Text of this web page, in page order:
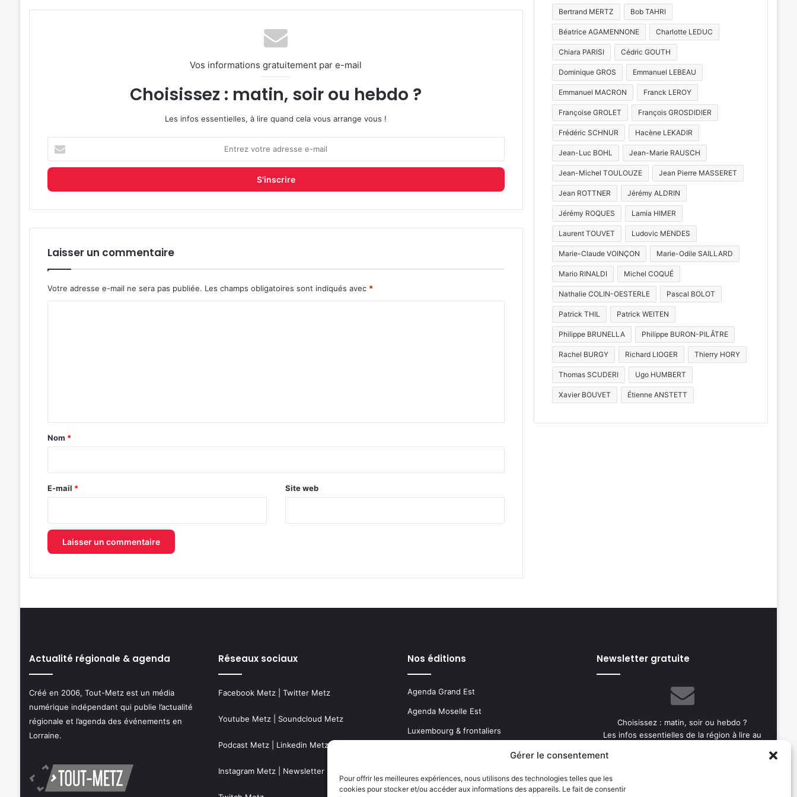
Gérer le consentement
Pour offrir les meilleures expériences, nous utilisons des technologies telles que les
cookies pour stocker et/ou accéder aux informations des appareils. Le fait de consentir
Vos informations gratuitement par e-mail
Choisissez : matin, soir ou hebdo ?
Les infos essentielles, à lire quand cela vous arrange vous !
votre
adresse
mail
Laisser un commentaire
Votre adresse e-mail ne sera pas publiée. Les champs obligatoires sont indiqués avec *
a
e
Nom *
E-mail * Site web
Bertrand MERTZ Bob TAHRI
Béatrice AGAMENNONE Charlotte LEDUC
Chiara PARISI Cédric GOUTH
Dominique GROS Emmanuel LEBEAU
Emmanuel MACRON Franck LEROY
Françoise GROLET François GROSDIDIER
Frédéric SCHNUR Hacène LEKADIR
Jean-Luc BOHL Jean-Marie RAUSCH
Jean-Michel TOULOUZE Jean Pierre MASSERET
Jean ROTTNER Jérémy ALDRIN
Jérémy ROQUES Lamia HIMER
Laurent TOUVET Ludovic MENDES
Marie-Claude VOINÇON Marie-Odile SAILLARD
Mario RINALDI Michel COQUÉ
Nathalie COLIN-OESTERLE Pascal BOLOT
Patrick THIL Patrick WEITEN
Philippe BRUNELLA Philippe BURON-PILÂTRE
Rachel BURGY Richard LIOGER Thierry HORY
Thomas SCUDERI Ugo HUMBERT
Xavier BOUVET Étienne ANSTETT
Actualité régionale & agenda
Créé en 2006, Tout-Metz est un média
numérique indépendant qui publie l’actualité
régionale et l’agenda des événements en
Lorraine.
Réseaux sociaux
Facebook Metz| Twitter Metz
Youtube Metz| Soundcloud Metz
Podcast Metz| Linkedin Metz
Instagram Metz| Newsletter Metz
Nos éditions
Agenda Grand Est
Agenda Moselle Est
Luxembourg & frontaliers
Thionville & Moselle Nord
Newsletter gratuite
Choisissez : matin, soir ou hebdo ?
Les infos essentielles de la région à lire au
votre